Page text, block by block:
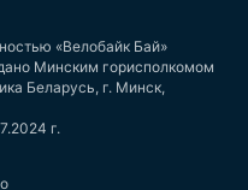
«Велобайк Бай»
Минским горисполкомом
Беларусь, г. Минск,
г.